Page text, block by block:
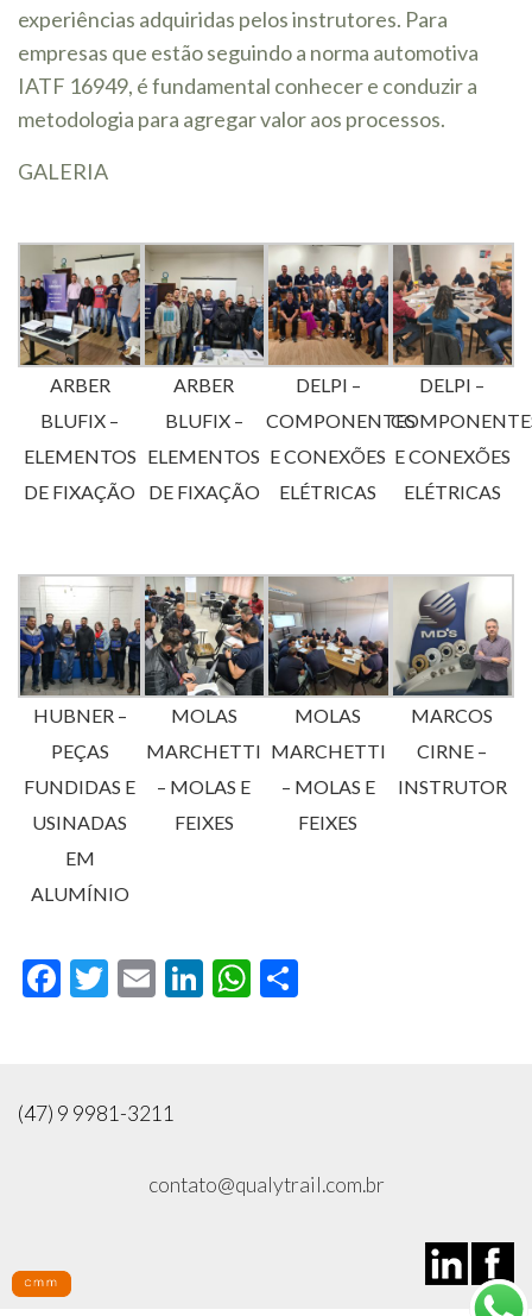
experiências adquiridas pelos instrutores. Para
empresas que estão seguindo a norma automotiva
IATF 16949, é fundamental conhecer e conduzir a
metodologia para agregar valor aos processos.
GALERIA
ARBER
BLUFIX –
ELEMENTOS
DE FIXAÇÃO
ARBER
BLUFIX –
ELEMENTOS
DE FIXAÇÃO
DELPI –
COMPONENTES
E CONEXÕES
ELÉTRICAS
DELPI –
E CONEXÕES
ELÉTRICAS
HUBNER –
PEÇAS
FUNDIDAS E
USINADAS
EM
ALUMÍNIO
MOLAS
MARCHETTI
– MOLAS E
FEIXES
MOLAS
MARCHETTI
– MOLAS E
FEIXES
MARCOS
CIRNE –
INSTRUTOR
Facebook
Twitter
EmailLinkedIn
WhatsApp
(47) 9 9981-3211
contato@qualytrail.com.br